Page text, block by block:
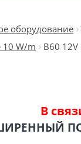
оборудование
W/m
B60
В